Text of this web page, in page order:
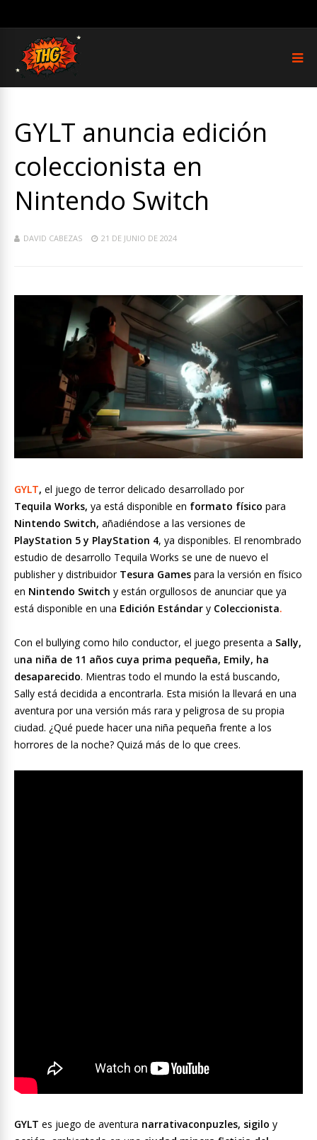
GYLT anuncia edición
coleccionista en
Nintendo Switch
DAVID CABEZAS 21 DE JUNIO DE 2024
GYLT, el juego de terror delicado desarrollado por
Tequila Works, ya está disponible en formato físico para
Nintendo Switch, añadiéndose a las versiones de
PlayStation 5 y PlayStation 4, ya disponibles. El renombrado
estudio de desarrollo Tequila Works se une de nuevo el
publisher y distribuidor Tesura Games para la versión en físico
en Nintendo Switch y están orgullosos de anunciar que ya
está disponible en una Edición Estándar y Coleccionista.
Con el bullying como hilo conductor, el juego presenta a Sally,
una niña de 11 años cuya prima pequeña, Emily, ha
desaparecido. Mientras todo el mundo la está buscando,
Sally está decidida a encontrarla. Esta misión la llevará en una
aventura por una versión más rara y peligrosa de su propia
ciudad. ¿Qué puede hacer una niña pequeña frente a los
horrores de la noche? Quizá más de lo que crees.
GYLT es juego de aventura narrativaconpuzles, sigilo y